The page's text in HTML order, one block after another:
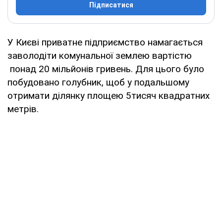
Підписатися
У Києві приватне підприємство намагається
заволодіти комунальної землею вартістю
понад 20 мільйонів гривень. Для цього було
побудовано голубник, щоб у подальшому
отримати ділянку площею 5тисяч квадратних
метрів.